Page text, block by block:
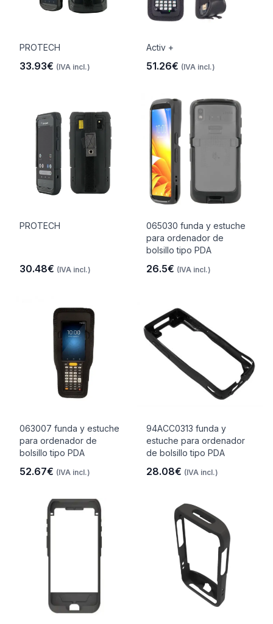
PROTECH
33.93€ (IVA incl.)
Activ +
51.26€ (IVA incl.)
PROTECH
30.48€ (IVA incl.)
065030 funda y estuche
para ordenador de
bolsillo tipo PDA
26.5€ (IVA incl.)
063007 funda y estuche
para ordenador de
bolsillo tipo PDA
52.67€ (IVA incl.)
94ACC0313 funda y
estuche para ordenador
de bolsillo tipo PDA
28.08€ (IVA incl.)